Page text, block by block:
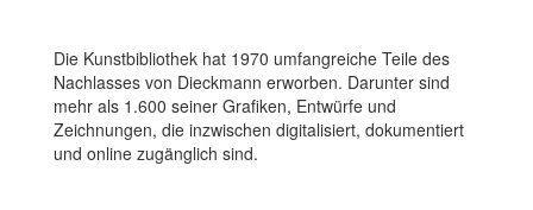
Die Kunstbibliothek hat 1970 umfangreiche Teile des
Nachlasses von Dieckmann erworben. Darunter sind
mehr als 1.600 seiner Grafiken, Entwürfe und
Zeichnungen, die inzwischen digitalisiert, dokumentiert
und online zugänglich sind.